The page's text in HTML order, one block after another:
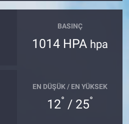
BASINÇ
1014 HPA hpa
EN DÜŞÜK / EN YÜKSEK
12° / 25°